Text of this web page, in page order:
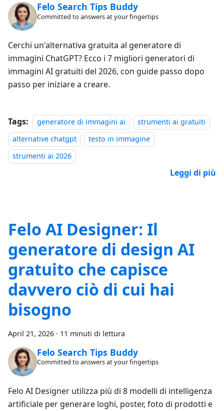
Felo Search Tips Buddy
Committed to answers at your fingertips
Cerchi un'alternativa gratuita al generatore di
immagini ChatGPT? Ecco i 7 migliori generatori di
immagini AI gratuiti del 2026, con guide passo dopo
passo per iniziare a creare.
Tags: generatore di immagini ai
strumenti ai gratuiti
alternative chatgpt
testo in immagine
strumenti ai 2026
Leggi di più
Felo AI Designer: Il
generatore di design AI
gratuito che capisce
davvero ciò di cui hai
bisogno
April 21, 2026 · 11 minuti di lettura
Felo Search Tips Buddy
Committed to answers at your fingertips
Felo AI Designer utilizza più di 8 modelli di intelligenza
artificiale per generare loghi, poster, foto di prodotti e